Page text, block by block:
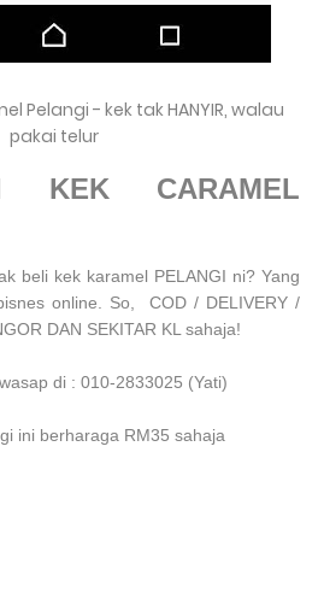
Pelangi - kek tak HANYIR, walau
pakai telur
KEK CARAMEL
beli kek karamel PELANGI ni? Yang
online. So, COD / DELIVERY /
DAN SEKITAR KL sahaja!
di : 010-2833025 (Yati)
ini berharaga RM35 sahaja